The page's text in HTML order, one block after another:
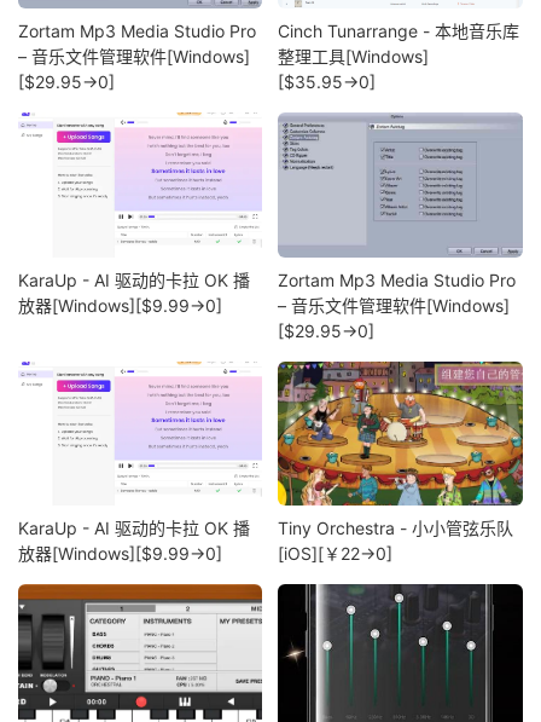
Zortam Mp3 Media Studio Pro
– 音乐文件管理软件[Windows]
[$29.95→0]
Cinch Tunarrange - 本地音乐库
整理工具[Windows]
[$35.95→0]
KaraUp - AI 驱动的卡拉 OK 播
放器[Windows][$9.99→0]
Zortam Mp3 Media Studio Pro
– 音乐文件管理软件[Windows]
[$29.95→0]
KaraUp - AI 驱动的卡拉 OK 播
放器[Windows][$9.99→0]
Tiny Orchestra - 小小管弦乐队
[iOS][￥22→0]